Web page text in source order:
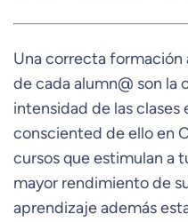
Una correcta formación
de cada alumn@ son la
intensidad de las clases
consciented de ello en
cursos que estimulan a
mayor rendimiento de
aprendizaje además